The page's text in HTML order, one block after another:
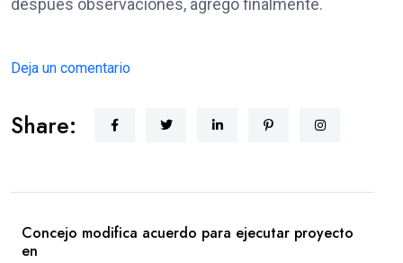
después observaciones, agregó finalmente.
Deja un comentario
Share:
Concejo modifica acuerdo para ejecutar proyecto
en